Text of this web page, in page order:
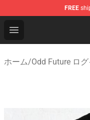
FREE
Open menu
Odd Future Shop
ホーム/Odd Future ロ